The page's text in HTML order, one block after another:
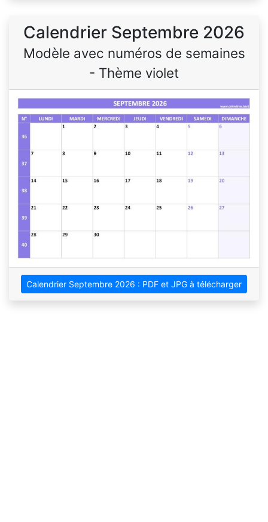
Calendrier Septembre 2026
Modèle avec numéros de semaines
- Thème violet
Calendrier Septembre 2026 : PDF et JPG à télécharger